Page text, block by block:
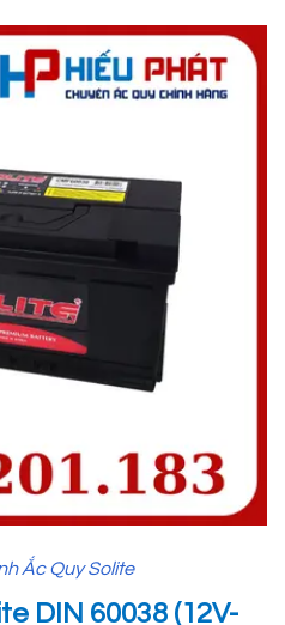
Ắc Quy Solite
DIN 60038 (12V-